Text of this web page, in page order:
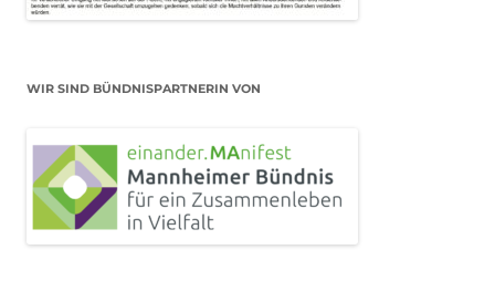
WIR SIND BÜNDNISPARTNERIN VON